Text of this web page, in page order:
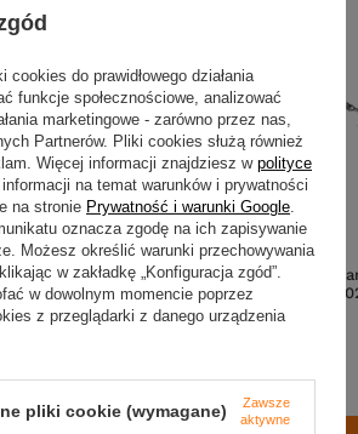
Bantam
| 10g |
Wobler Shimano Lure
Enber 60SP FB 6cm | 6g |
Oikawa
Kup za: 2461.8pkt
do prawidłowego działania
funkcje społecznościowe, analizować
marketingowe - zarówno przez nas,
Partnerów. Pliki cookies służą również
Więcej informacji znajdziesz w polityce
informacji na temat warunków i prywatności
na stronie Prywatność i warunki Google
oznacza zgodę na ich zapisywanie
Możesz określić warunki przechowywania
w zakładkę „Konfiguracja zgód”.
w dowolnym momencie poprzez
z przeglądarki z danego urządzenia
pliki cookie (wymagane)
Zawsze
aktywne